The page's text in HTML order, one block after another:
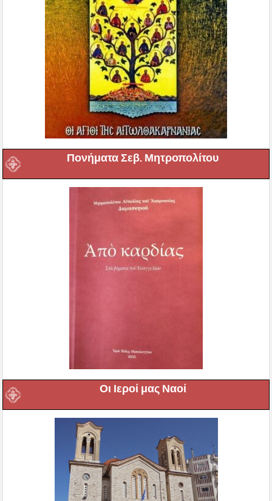
Πονήματα Σεβ. Μητροπολίτου
Οι Ιεροί μας Ναοί